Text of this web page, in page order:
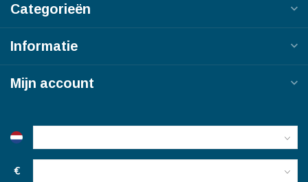
Categorieën
Informatie
Mijn account
€